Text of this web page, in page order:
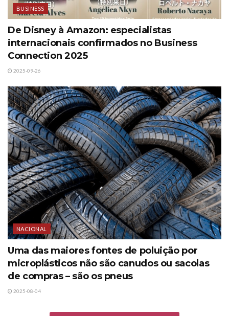
BUSINESS
De Disney à Amazon: especialistas
internacionais confirmados no Business
Connection 2025
2025-09-26
NACIONAL
Uma das maiores fontes de poluição por
microplásticos não são canudos ou sacolas
de compras – são os pneus
2025-08-04